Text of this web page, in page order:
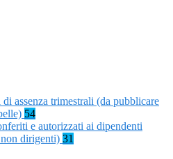
di assenza trimestrali (da pubblicare
54
e autorizzati ai dipendenti
dirigenti) 31